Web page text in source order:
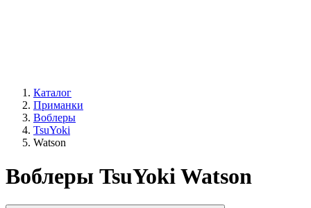
Каталог
Приманки
Воблеры
TsuYoki
Watson
Воблеры TsuYoki Watson